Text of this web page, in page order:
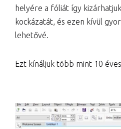
helyére a fóliát így
kockázatát, és ezen kívül
lehetővé.
Ezt kínáljuk több mint 10